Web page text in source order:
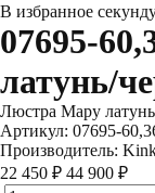
В избранное
07695-
латунь/
Люстра Мару
Артикул: 07695-
Производитель:
22 450 ₽ 44 900 ₽